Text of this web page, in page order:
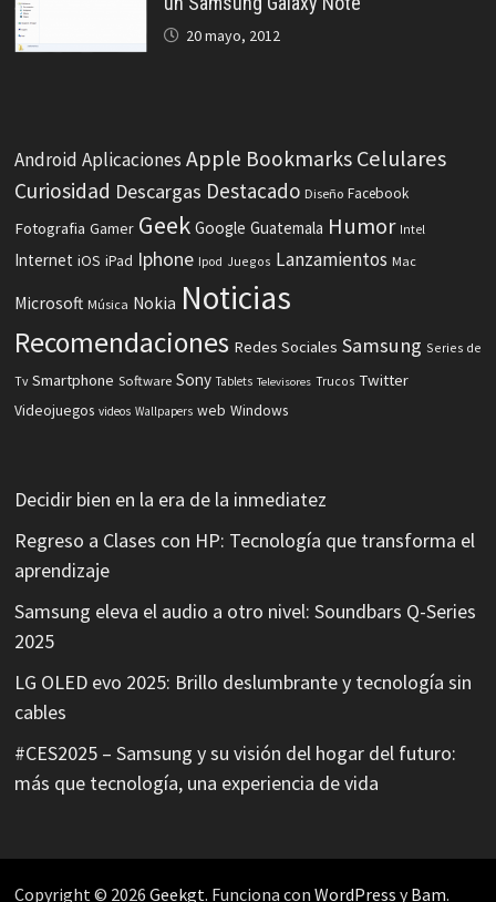
20 mayo, 2012
Android Aplicaciones Apple Bookmarks Celulares
Curiosidad Descargas Destacado Diseño Facebook
Fotografia Gamer Geek Google Guatemala Humor Intel
Internet iOS iPad Iphone Ipod Juegos Lanzamientos Mac
Microsoft Música Nokia Noticias
Recomendaciones Redes Sociales Samsung Series de
Tv Smartphone Software Sony Tablets Televisores Trucos Twitter
Videojuegos videos Wallpapers web Windows
Decidir bien en la era de la inmediatez
Regreso a Clases con HP: Tecnología que transforma el
aprendizaje
Samsung eleva el audio a otro nivel: Soundbars Q-Series
2025
LG OLED evo 2025: Brillo deslumbrante y tecnología sin
cables
#CES2025 – Samsung y su visión del hogar del futuro:
más que tecnología, una experiencia de vida
Copyright © 2026 Geekgt. Funciona con WordPress yBam.